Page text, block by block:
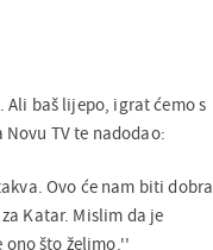
baš lijepo, igrat ćemo s
Novu TV te nadodao:
Ovo će nam biti dobra
Katar. Mislim da je
ono što želimo.''